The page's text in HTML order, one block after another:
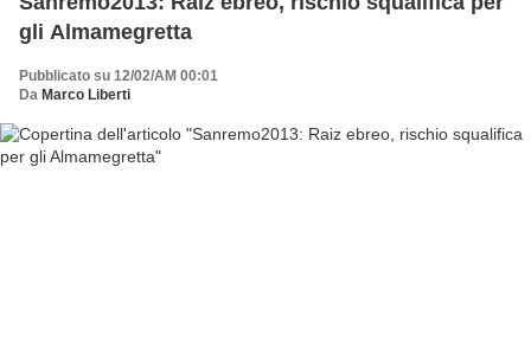
gli Almamegretta
Pubblicato su 12/02/AM 00:01
Da Marco Liberti